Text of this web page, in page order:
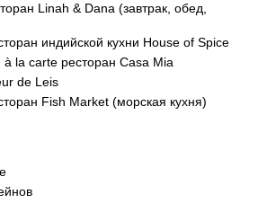
Linah & Dana (завтрак, обед,
индийской кухни House of Spice
à la carte ресторан Casa Mia
de Leis
Fish Market (морская кухня)